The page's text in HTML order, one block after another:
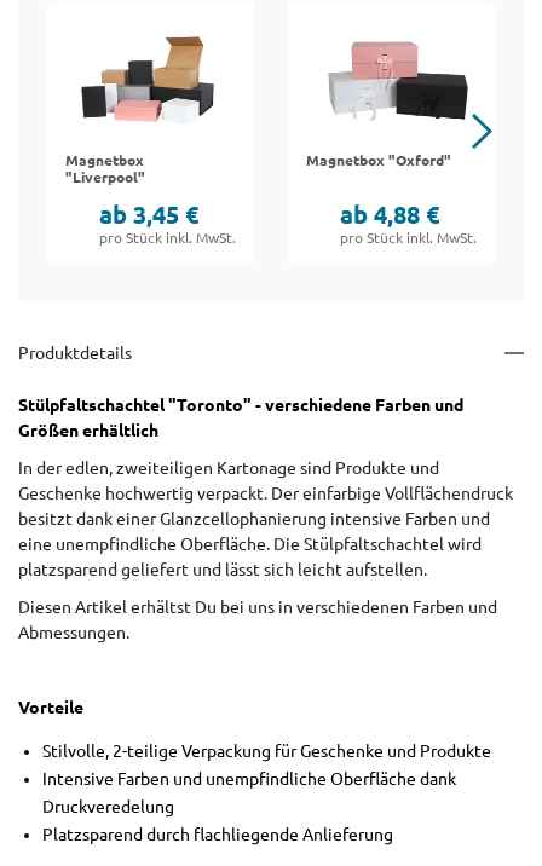
Magnetbox
"Liverpool"
ab 3,45 €
pro Stück inkl. MwSt.
Magnetbox "Oxford"
ab 4,88 €
pro Stück inkl. MwSt.
Produktdetails
Stülpfaltschachtel "Toronto" - verschiedene Farben und
Größen erhältlich
In der edlen, zweiteiligen Kartonage sind Produkte und
Geschenke hochwertig verpackt. Der einfarbige Vollflächendruck
besitzt dank einer Glanzcellophanierung intensive Farben und
eine unempfindliche Oberfläche. Die Stülpfaltschachtel wird
platzsparend geliefert und lässt sich leicht aufstellen.
Diesen Artikel erhältst Du bei uns in verschiedenen Farben und
Abmessungen.
Vorteile
Stilvolle, 2-teilige Verpackung für Geschenke und Produkte
Intensive Farben und unempfindliche Oberfläche dank
Druckveredelung
Platzsparend durch flachliegende Anlieferung